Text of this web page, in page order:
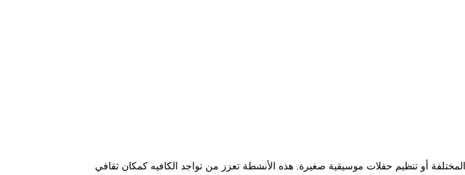
أو تنظيم حفلات موسيقية صغيرة. هذه الأنشطة تعزز من تواجد الكافيه كمكان ثقافي